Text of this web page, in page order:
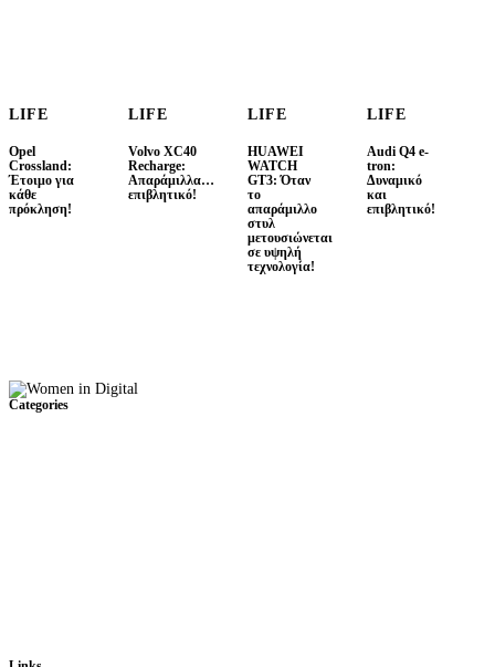
LIFE
Opel
Crossland:
Έτοιμο για
κάθε
πρόκληση!
LIFE
Volvo XC40
Recharge:
Απαράμιλλα…
επιβλητικό!
LIFE
HUAWEI
WATCH
GT3: Όταν
το
απαράμιλλο
στυλ
μετουσιώνεται
σε υψηλή
τεχνολογία!
LIFE
Audi Q4 e-
tron:
Δυναμικό
και
επιβλητικό!
Categories